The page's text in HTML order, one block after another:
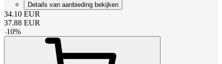
Details van aanbieding bekijken
34.10 EUR
37.88 EUR
-10%